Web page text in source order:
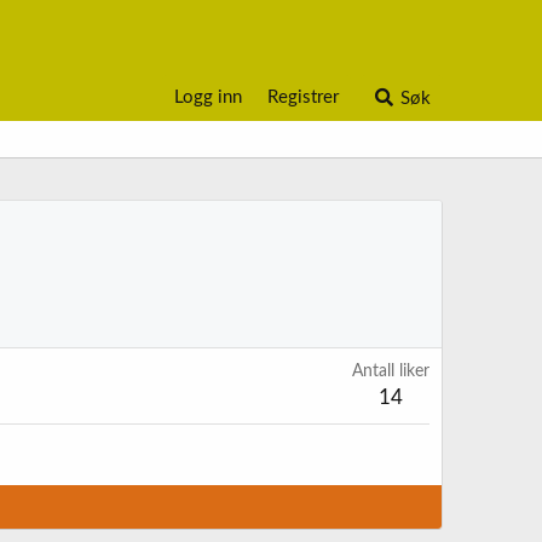
Logg inn Registrer Søk
Antall liker
14